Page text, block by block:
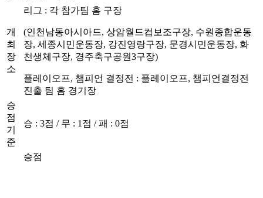
개
최
장
소
리그 : 각 참가팀 홈 구장
(인천남동아시아드, 상암월드컵보조구장, 수원종합운동
장, 세종시민운동장, 강진영랑구장, 문경시민운동장, 화
천생체구장, 경주축구공원3구장)
플레이오프, 챔피언 결정전 : 플레이오프, 챔피언결정전
진출 팀 홈 경기장
승
점
기
준
승 : 3점 / 무 : 1점 / 패 : 0점
승점